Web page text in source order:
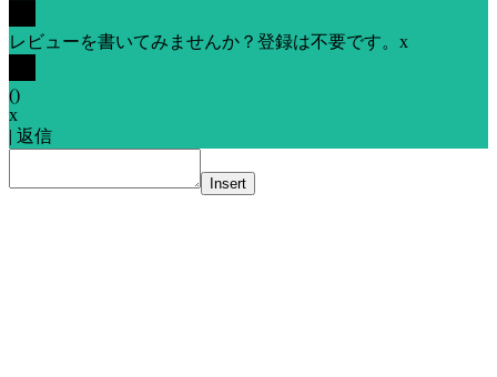
レビューを書いてみませんか？登録は不要です。 x
()
x
| 返信
Insert